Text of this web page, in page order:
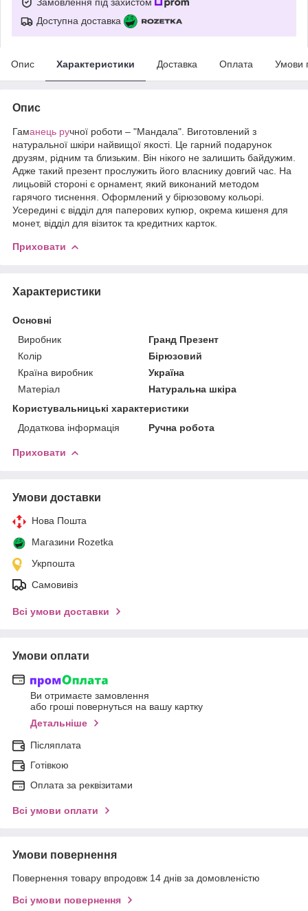
Доступна доставка
Опис Характеристики Доставка Оплата Умови
Опис
Гаманець ручної роботи – "Мандала". Виготовлений з
натуральної шкіри найвищої якості. Це гарний подарунок
друзям, рідним та близьким. Він нікого не залишить байдужим.
Адже такий презент прослужить його власнику довгий час. На
лицьовій стороні є орнамент, який виконаний методом
гарячого тиснення. Оформлений у бірюзовому кольорі.
Усередині є відділ для паперових купюр, окрема кишеня для
монет, відділ для візиток та кредитних карток.
Приховати
Характеристики
Основні
Виробник
Гранд Презент
Колір
Бірюзовий
Країна виробник
Україна
Матеріал
Натуральна шкіра
Користувальницькі характеристики
Додаткова інформація
Ручна робота
Приховати
Умови доставки
Нова Пошта
Магазини Rozetka
Укрпошта
Самовивіз
Всі умови доставки
Умови оплати
Ви отримаєте замовлення
або гроші повернуться на вашу картку
Детальніше
Післяплата
Готівкою
Оплата за реквізитами
Всі умови оплати
Умови повернення
Повернення товару впродовж 14 днів за домовленістю
Всі умови повернення